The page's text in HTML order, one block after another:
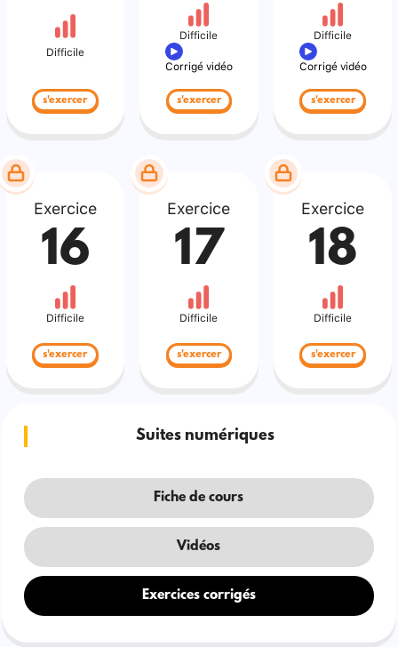
Difficile
s'exercer
Difficile
Corrigé vidéo
s'exercer
Difficile
Corrigé vidéo
s'exercer
Exercice
16
Difficile
s'exercer
Exercice
17
Difficile
s'exercer
Exercice
18
Difficile
s'exercer
Suites numériques
Fiche de cours
Vidéos
Exercices corrigés